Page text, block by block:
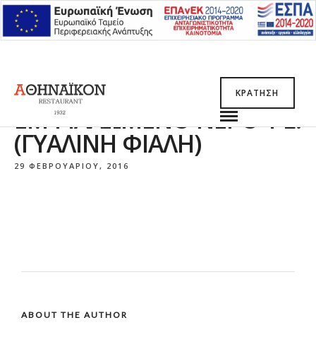
ΚΡΆΤΗΣΗ
ΕΜΦΙΑΛΩΜΈΝΟ ΝΕΡΌ 1 L.
(ΓΥΆΛΙΝΗ ΦΙΆΛΗ)
29 ΦΕΒΡΟΥΑΡΊΟΥ, 2016
ABOUT THE AUTHOR